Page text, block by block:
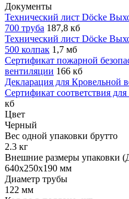
Документы
Технический лист Döcke
700 труба 187,8 кб
Технический лист Döcke
500 колпак 1,7 мб
Сертификат пожарной
вентиляции 166 кб
Декларация для Кровельной
Сертификат соответствия
кб
Цвет
Черный
Вес одной упаковки брутто
2.3 кг
Внешние размеры упаковки
640х250х190 мм
Диаметр трубы
122 мм